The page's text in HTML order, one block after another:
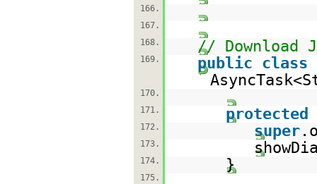
166.
167.
168.
// Download
169. public class
170.
171.
protected
172. super
173.
174. }
175.